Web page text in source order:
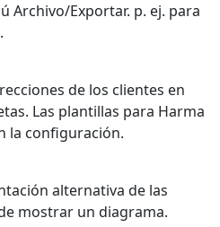
Archivo/Exportar. p. ej. para
de los clientes en
Las plantillas para Harma
la configuración.
alternativa de las
mostrar un diagrama.